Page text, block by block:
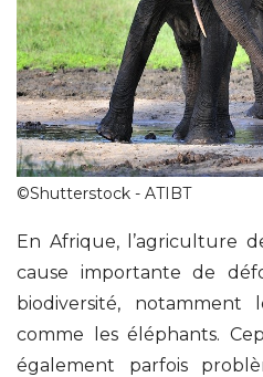
©Shutterstock - ATIBT
En Afrique, l’agriculture
cause importante de
biodiversité, notamment
comme les éléphants.
également parfois